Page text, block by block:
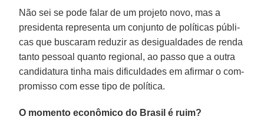
Não sei se pode falar de um projeto novo, mas a
presidenta re­presenta um conjunto de políticas públi­
cas que buscaram reduzir as desigualda­des de renda
tanto pessoal quanto regio­nal, ao passo que a outra
candidatura ti­nha mais dificuldades em afirmar o com­
promisso com esse tipo de política.
O momento econômico do Brasil é ruim?